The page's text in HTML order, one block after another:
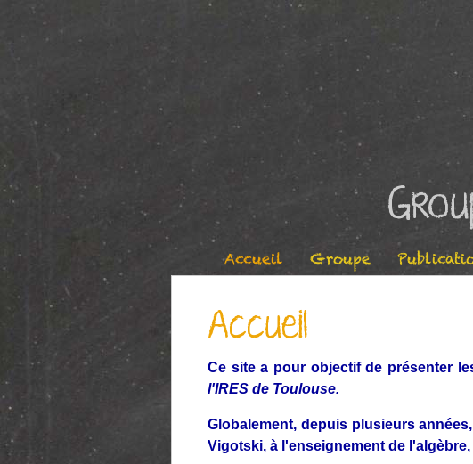
Accueil Groupe
Accueil
Ce site a pour objectif de présenter
l'IRES de Toulouse.
Globalement, depuis plusieurs
Vigotski, à l'enseignement de